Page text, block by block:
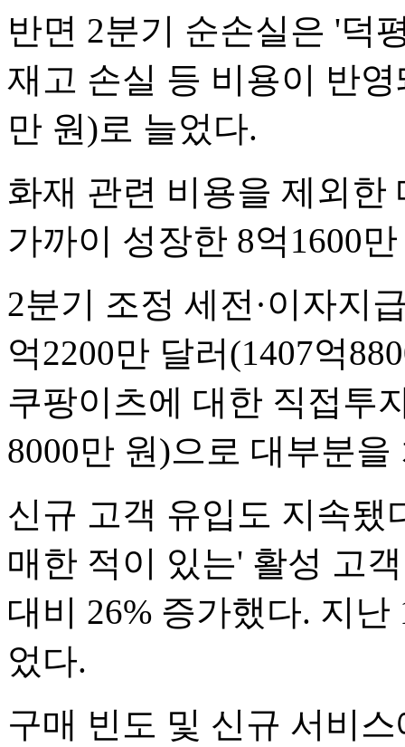
반면 2분기 순손실은 '덕
재고 손실 등 비용이 반영
만 원)로 늘었다.
화재 관련 비용을 제외한
가까이 성장한 8억1600
2분기 조정 세전·이자지
억2200만 달러(1407억
쿠팡이츠에 대한 직접투
8000만 원)으로 대부분을
신규 고객 유입도 지속됐
매한 적이 있는' 활성 고
대비 26% 증가했다. 지
었다.
구매 빈도 및 신규 서비